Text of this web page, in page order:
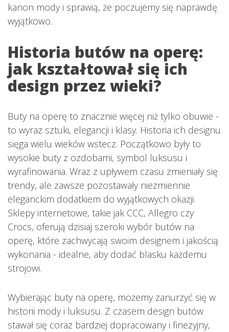
kanon mody i sprawią, że poczujemy się naprawdę
wyjątkowo.
Historia butów na operę:
jak kształtował się ich
design przez wieki?
Buty na operę to znacznie więcej niż tylko obuwie -
to wyraz sztuki, elegancji i klasy. Historia ich designu
sięga wielu wieków wstecz. Początkowo były to
wysokie buty z ozdobami, symbol luksusu i
wyrafinowania. Wraz z upływem czasu zmieniały się
trendy, ale zawsze pozostawały niezmiennie
eleganckim dodatkiem do wyjątkowych okazji.
Sklepy internetowe, takie jak CCC, Allegro czy
Crocs, oferują dzisiaj szeroki wybór butów na
operę, które zachwycają swoim designem i jakością
wykonania - idealne, aby dodać blasku każdemu
strojowi.
Wybierając buty na operę, możemy zanurzyć się w
historii mody i luksusu. Z czasem design butów
stawał się coraz bardziej dopracowany i finezyjny,